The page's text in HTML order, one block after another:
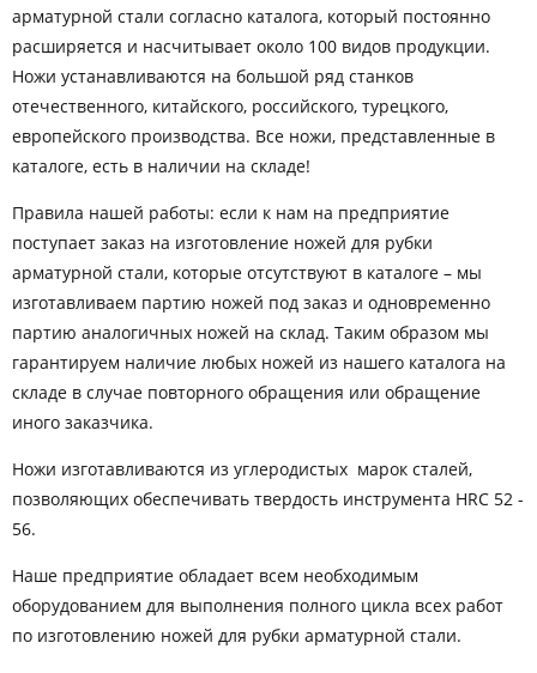
арматурной стали согласно каталога, который постоянно
расширяется и насчитывает около 100 видов продукции.
Ножи устанавливаются на большой ряд станков
отечественного, китайского, российского, турецкого,
европейского производства. Все ножи, представленные в
каталоге, есть в наличии на складе!
Правила нашей работы: если к нам на предприятие
поступает заказ на изготовление ножей для рубки
арматурной стали, которые отсутствуют в каталоге – мы
изготавливаем партию ножей под заказ и одновременно
партию аналогичных ножей на склад. Таким образом мы
гарантируем наличие любых ножей из нашего каталога на
складе в случае повторного обращения или обращение
иного заказчика.
Ножи изготавливаются из углеродистых марок сталей,
позволяющих обеспечивать твердость инструмента HRC 52 -
56.
Наше предприятие обладает всем необходимым
оборудованием для выполнения полного цикла всех работ
по изготовлению ножей для рубки арматурной стали.